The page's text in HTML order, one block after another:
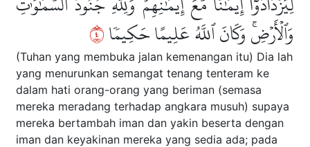
وَٱلۡأَرۡضِۚ وَكَانَ ٱللَّهُ عَلِيمًا حَكِيمٗا٤
(Tuhan yang membuka jalan kemenangan itu) Dia lah
yang menurunkan semangat tenang tenteram ke
dalam hati orang-orang yang beriman (semasa
mereka meradang terhadap angkara musuh) supaya
mereka bertambah iman dan yakin beserta dengan
iman dan keyakinan mereka yang sedia ada; pada